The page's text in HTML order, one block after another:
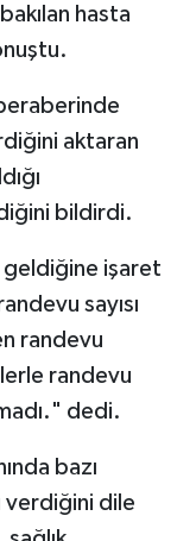
hasta
aktaran
bildirdi.
geldiğine işaret
sayısı
randevu
randevu
dedi.
bazı
verdiğini dile